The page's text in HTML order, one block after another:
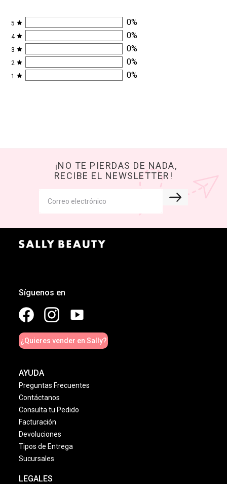
5 0%
4 0%
3 0%
2 0%
1 0%
¡NO TE PIERDAS DE NADA,
RECIBE EL NEWSLETTER!
Síguenos en
¿Quieres vender en Sally?
AYUDA
Preguntas Frecuentes
Contáctanos
Consulta tu Pedido
Facturación
Devoluciones
Tipos de Entrega
Sucursales
LEGALES